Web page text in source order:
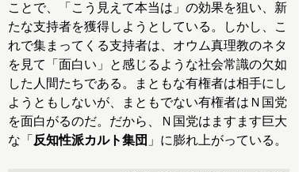
ことで、「こう見えて本当は」の効果を狙い、新
たな支持者を獲得しようとしている。しかし、こ
れで集まってくる支持者は、オウム真理教のネタ
を見て「面白い」と感じるような社会常識の欠如
した人間たちである。まともな有権者は相手にし
ようともしないが、まともでない有権者はＮ国党
を面白がるのだ。だから、Ｎ国党はますます巨大
な「 反知性派カルト集団 」に膨れ上がっている。